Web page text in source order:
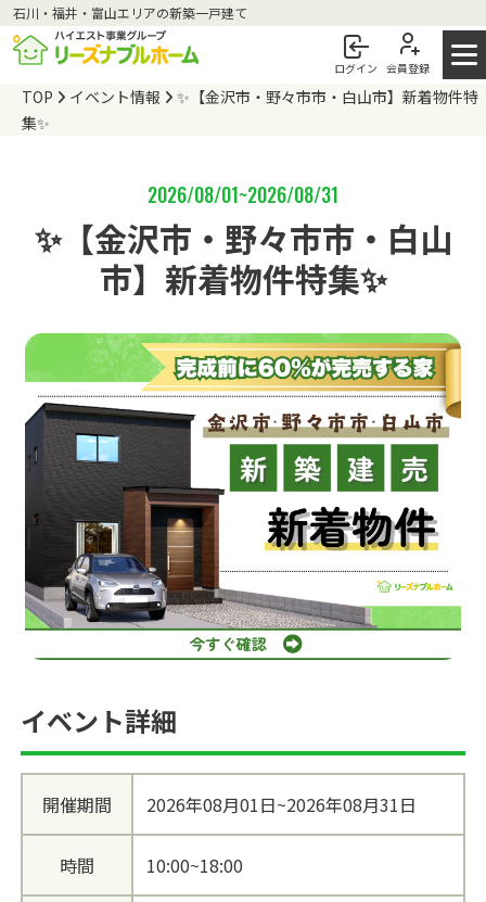
石川・福井・富山エリアの新築⼀⼾建て
ログイン 会員登録
TOP イベント情報
✨【金沢市・野々市市・白山市】新着物件特
集✨
2026/08/01~2026/08/31
✨【金沢市・野々市市・白山
市】新着物件特集✨
イベント詳細
開催期間 2026年08月01日~2026年08月31日
時間 10:00~18:00